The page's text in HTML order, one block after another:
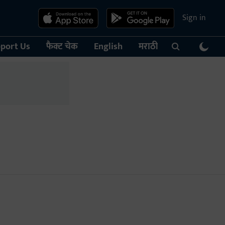
Sign in
Us फैक्ट चेक English मराठी